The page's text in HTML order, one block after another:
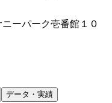
ーパーク壱番館１０
データ・実績